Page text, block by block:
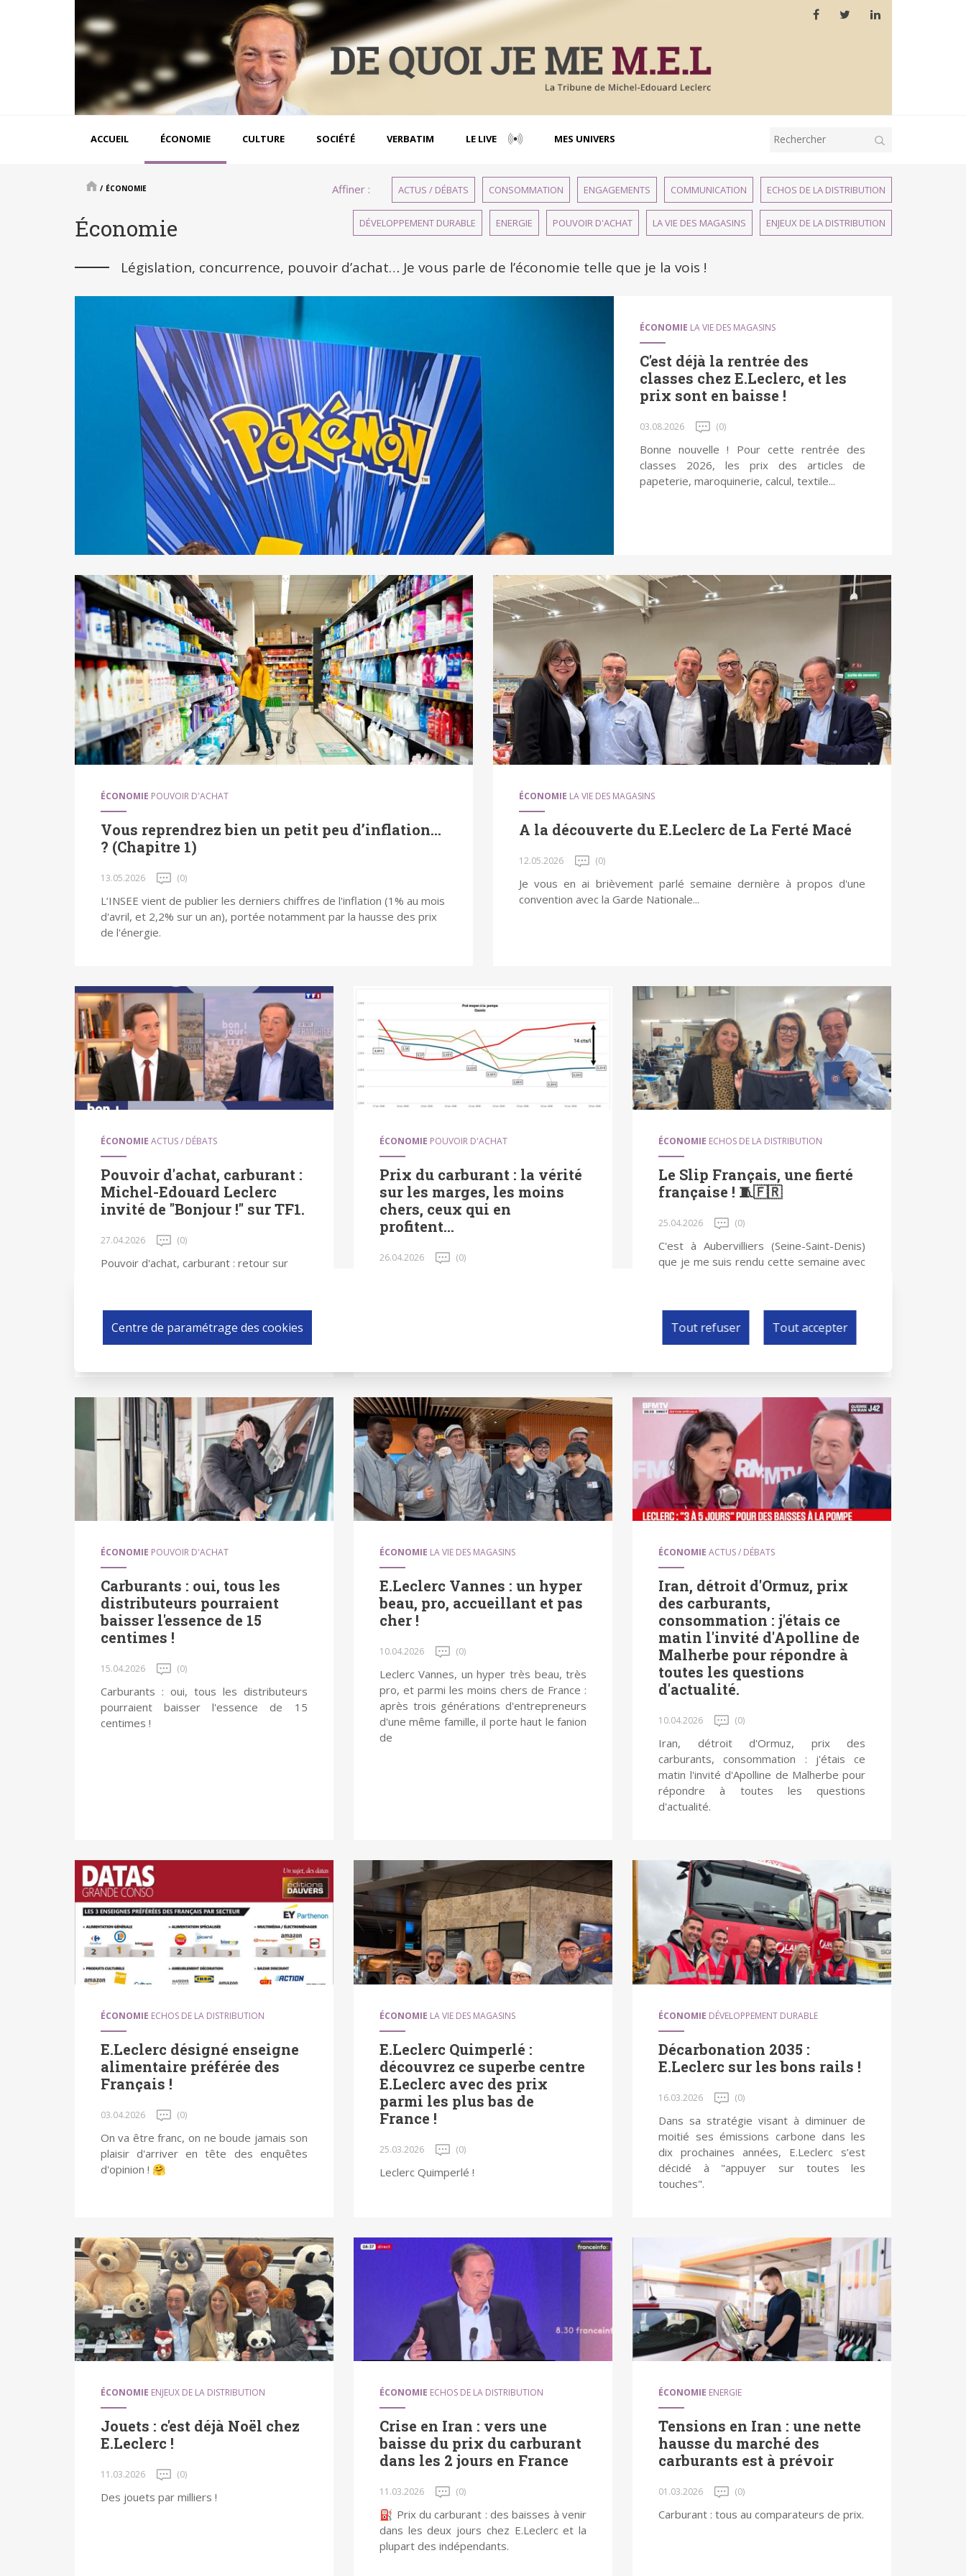
principale
ACCUEIL ÉCONOMIE CULTURE SOCIÉTÉ VERBATIM LE LIVE MES UNIVERS
/ ÉCONOMIE
Économie
Législation, concurrence, pouvoir d’achat… Je vous parle de l’économie telle que je la vois !
Affiner : ACTUS / DÉBATS CONSOMMATION ENGAGEMENTS COMMUNICATION ECHOS DE LA DISTRIBUTION
DÉVELOPPEMENT DURABLE ENERGIE POUVOIR D'ACHAT LA VIE DES MAGASINS ENJEUX DE LA DISTRIBUTION
ÉCONOMIE LA VIE DES MAGASINS
C'est déjà la rentrée des
classes chez E.Leclerc, et les
prix sont en baisse !
03.08.2026 (0)
Bonne nouvelle ! Pour cette rentrée des
classes 2026, les prix des articles de
papeterie, maroquinerie, calcul, textile...
ÉCONOMIE POUVOIR D'ACHAT
Vous reprendrez bien un petit peu d’inflation…
? (Chapitre 1)
13.05.2026 (0)
L’INSEE vient de publier les derniers chiffres de l'inflation (1% au mois
d'avril, et 2,2% sur un an), portée notamment par la hausse des prix
de l'énergie.
ÉCONOMIE LA VIE DES MAGASINS
A la découverte du E.Leclerc de La Ferté Macé
12.05.2026 (0)
Je vous en ai brièvement parlé semaine dernière à propos d'une
convention avec la Garde Nationale...
ÉCONOMIE ACTUS / DÉBATS
Pouvoir d'achat, carburant :
Michel-Edouard Leclerc
invité de "Bonjour !" sur TF1.
27.04.2026 (0)
Pouvoir d'achat, carburant : retour sur
ÉCONOMIE POUVOIR D'ACHAT
Prix du carburant : la vérité
sur les marges, les moins
chers, ceux qui en
profitent...
26.04.2026 (0)
ÉCONOMIE ECHOS DE LA DISTRIBUTION
Le Slip Français, une fierté
française ! 🧵🇫🇷
25.04.2026 (0)
C'est à Aubervilliers (Seine-Saint-Denis)
que je me suis rendu cette semaine avec
la bien-nommée
ÉCONOMIE POUVOIR D'ACHAT
Carburants : oui, tous les
distributeurs pourraient
baisser l'essence de 15
centimes !
15.04.2026 (0)
Carburants : oui, tous les distributeurs
pourraient baisser l'essence de 15
centimes !
ÉCONOMIE LA VIE DES MAGASINS
E.Leclerc Vannes : un hyper
beau, pro, accueillant et pas
cher !
10.04.2026 (0)
Leclerc Vannes, un hyper très beau, très
pro, et parmi les moins chers de France :
après trois générations d'entrepreneurs
d'une même famille, il porte haut le fanion
de
ÉCONOMIE ACTUS / DÉBATS
Iran, détroit d'Ormuz, prix
des carburants,
consommation : j'étais ce
matin l'invité d'Apolline de
Malherbe pour répondre à
toutes les questions
d'actualité.
10.04.2026 (0)
Iran, détroit d'Ormuz, prix des
carburants, consommation : j'étais ce
matin l'invité d'Apolline de Malherbe pour
répondre à toutes les questions
d'actualité.
ÉCONOMIE ECHOS DE LA DISTRIBUTION
E.Leclerc désigné enseigne
alimentaire préférée des
Français !
03.04.2026 (0)
On va être franc, on ne boude jamais son
plaisir d'arriver en tête des enquêtes
d'opinion ! 🤗
ÉCONOMIE LA VIE DES MAGASINS
E.Leclerc Quimperlé :
découvrez ce superbe centre
E.Leclerc avec des prix
parmi les plus bas de
France !
25.03.2026 (0)
Leclerc Quimperlé !
ÉCONOMIE DÉVELOPPEMENT DURABLE
Décarbonation 2035 :
E.Leclerc sur les bons rails !
16.03.2026 (0)
Dans sa stratégie visant à diminuer de
moitié ses émissions carbone dans les
dix prochaines années, E.Leclerc s’est
décidé à "appuyer sur toutes les
touches".
ÉCONOMIE ENJEUX DE LA DISTRIBUTION
Jouets : c'est déjà Noël chez
E.Leclerc !
11.03.2026 (0)
Des jouets par milliers !
ÉCONOMIE ECHOS DE LA DISTRIBUTION
Crise en Iran : vers une
baisse du prix du carburant
dans les 2 jours en France
11.03.2026 (0)
⛽️ Prix du carburant : des baisses à venir
dans les deux jours chez E.Leclerc et la
plupart des indépendants.
ÉCONOMIE ENERGIE
Tensions en Iran : une nette
hausse du marché des
carburants est à prévoir
01.03.2026 (0)
Carburant : tous au comparateurs de prix.
Centre de paramétrage des cookies Tout refuser Tout accepter